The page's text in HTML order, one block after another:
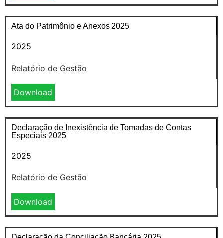
Ata do Patrimônio e Anexos 2025
2025
Relatório de Gestão
Download
Declaração de Inexistência de Tomadas de Contas
Especiais 2025
2025
Relatório de Gestão
Download